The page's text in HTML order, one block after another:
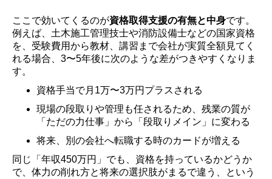
ここで効いてくるのが資格取得支援の有無と中身です。
例えば、土木施工管理技士や消防設備士などの国家資格
を、受験費用から教材、講習まで会社が実質全額見てく
れる場合、3〜5年後に次のような差がつきやすくなりま
す。
資格手当で月1万〜3万円プラスされる
現場の段取りや管理も任されるため、残業の質が
「ただの力仕事」から「段取りメイン」に変わる
将来、別の会社へ転職する時のカードが増える
同じ「年収450万円」でも、資格を持っているかどうか
で、体力の削れ方と将来の選択肢がまるで違う、という